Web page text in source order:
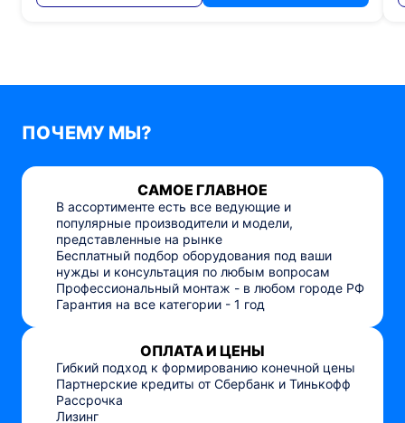
ПОЧЕМУ МЫ?
САМОЕ ГЛАВНОЕ
В ассортименте есть все ведующие и
популярные производители и модели,
представленные на рынке
Бесплатный подбор оборудования под ваши
нужды и консультация по любым вопросам
Профессиональный монтаж - в любом городе РФ
Гарантия на все категории - 1 год
ОПЛАТА И ЦЕНЫ
Гибкий подход к формированию конечной цены
Партнерские кредиты от Сбербанк и Тинькофф
Рассрочка
Лизинг